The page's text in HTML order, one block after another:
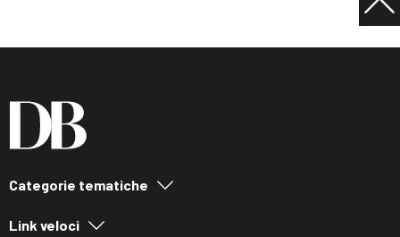
Categorie tematiche
Link veloci